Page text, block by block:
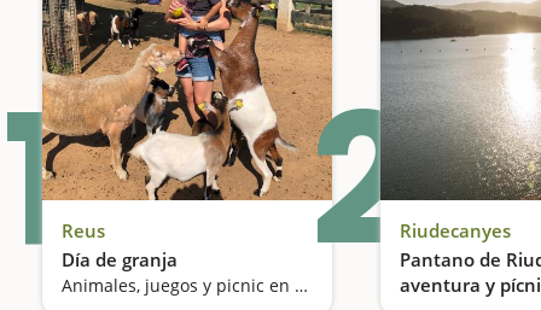
1 Reus
Día de granja
Animales, juegos y picnic en familia2Riudecanyes
Pantano de
aventura y